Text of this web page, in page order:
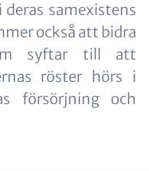
samexistens
också att bidra
syftar till att
röster hörs i
försörjning och